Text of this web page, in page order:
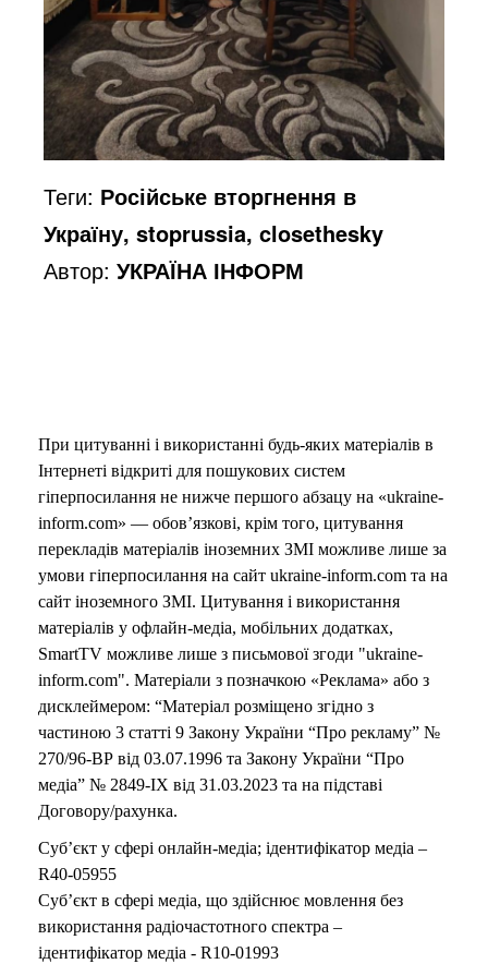
Теги: Російське вторгнення в
Україну, stoprussia, closethesky
Автор:УКРАЇНА ІНФОРМ
При цитуванні і використанні будь-яких матеріалів в
Інтернеті відкриті для пошукових систем
гіперпосилання не нижче першого абзацу на «ukraine-
inform.com» — обов’язкові, крім того, цитування
перекладів матеріалів іноземних ЗМІ можливе лише за
умови гіперпосилання на сайт ukraine-inform.com та на
сайт іноземного ЗМІ. Цитування і використання
матеріалів у офлайн-медіа, мобільних додатках,
SmartTV можливе лише з письмової згоди "ukraine-
inform.com". Матеріали з позначкою «Реклама» або з
дисклеймером: “Матеріал розміщено згідно з
частиною 3 статті 9 Закону України “Про рекламу” №
270/96-ВР від 03.07.1996 та Закону України “Про
медіа” № 2849-IX від 31.03.2023 та на підставі
Договору/рахунка.
Суб’єкт у сфері онлайн-медіа; ідентифікатор медіа –
R40-05955
Суб’єкт в сфері медіа, що здійснює мовлення без
використання радіочастотного спектра –
ідентифікатор медіа - R10-01993